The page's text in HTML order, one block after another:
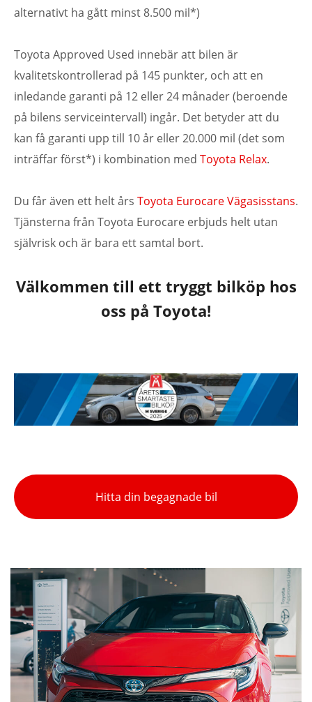
alternativt ha gått minst 8.500 mil*)
Toyota Approved Used innebär att bilen är
kvalitetskontrollerad på 145 punkter, och att en
inledande garanti på 12 eller 24 månader (beroende
på bilens serviceintervall) ingår. Det betyder att du
kan få garanti upp till 10 år eller 20.000 mil (det som
inträffar först*) i kombination med Toyota Relax.
Du får även ett helt års Toyota Eurocare Vägasisstans.
Tjänsterna från Toyota Eurocare erbjuds helt utan
självrisk och är bara ett samtal bort.
Välkommen till ett tryggt bilköp hos
oss på Toyota!
Hitta din begagnade bil